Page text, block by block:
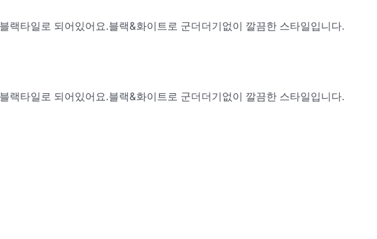
랙타일로 되어있어요.블랙&화이트로 군더더기없이 깔끔한 스타일입니다.
랙타일로 되어있어요.블랙&화이트로 군더더기없이 깔끔한 스타일입니다.